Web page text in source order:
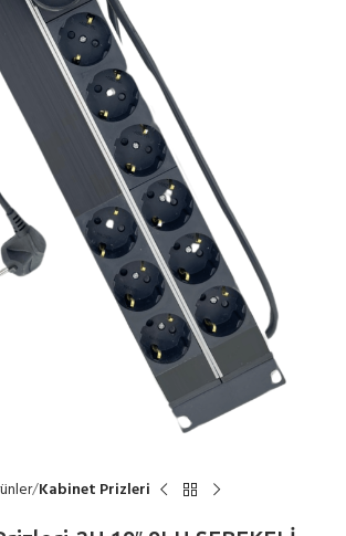
Kabinet Prizleri